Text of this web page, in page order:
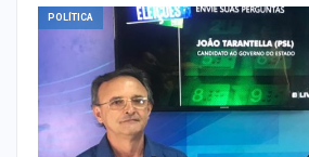
POLÍTICA